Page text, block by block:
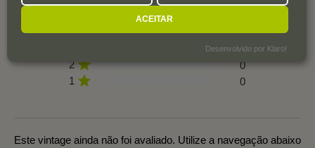
4
0
0
2
0
1
0
Este vintage ainda não foi avaliado. Utilize a navegação abaixo
ACEITAR
Desenvolvido por Klaro!